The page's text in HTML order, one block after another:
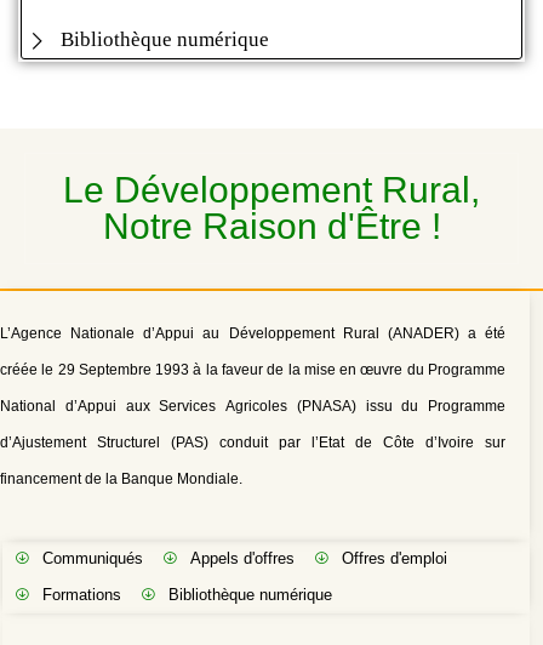
Bibliothèque numérique
Le Développement Rural,
Notre Raison d'Être !
L’Agence Nationale d’Appui au Développement Rural (ANADER) a été
créée le 29 Septembre 1993 à la faveur de la mise en œuvre du Programme
National d’Appui aux Services Agricoles (PNASA) issu du Programme
d’Ajustement Structurel (PAS) conduit par l’Etat de Côte d’Ivoire sur
financement de la Banque Mondiale.
Communiqués Appels d'offres
Offres d'emploi
Formations
Bibliothèque numérique